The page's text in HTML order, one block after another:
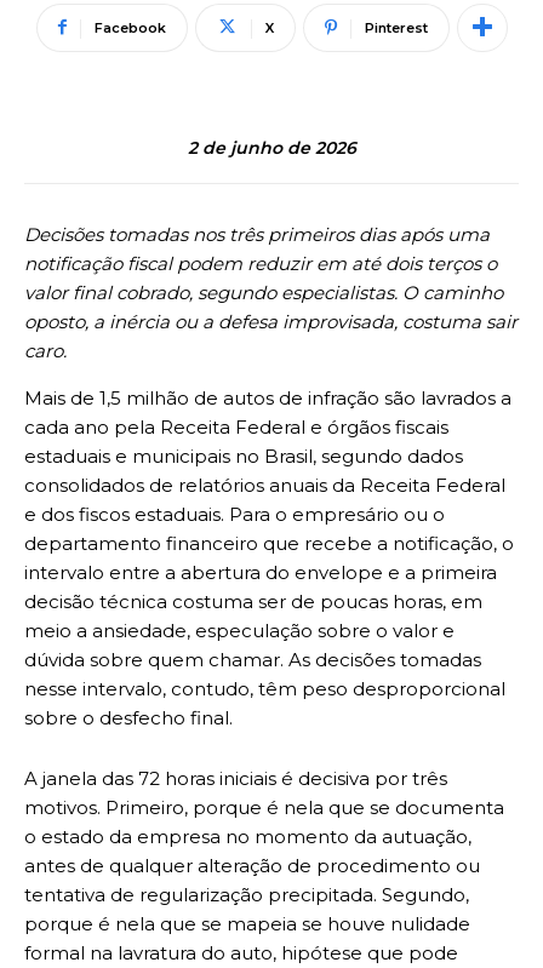
Facebook X Pinterest
2 de junho de 2026
Decisões tomadas nos três primeiros dias após uma
notificação fiscal podem reduzir em até dois terços o
valor final cobrado, segundo especialistas. O caminho
oposto, a inércia ou a defesa improvisada, costuma sair
caro.
Mais de 1,5 milhão de autos de infração são lavrados a
cada ano pela Receita Federal e órgãos fiscais
estaduais e municipais no Brasil, segundo dados
consolidados de relatórios anuais da Receita Federal
e dos fiscos estaduais. Para o empresário ou o
departamento financeiro que recebe a notificação, o
intervalo entre a abertura do envelope e a primeira
decisão técnica costuma ser de poucas horas, em
meio a ansiedade, especulação sobre o valor e
dúvida sobre quem chamar. As decisões tomadas
nesse intervalo, contudo, têm peso desproporcional
sobre o desfecho final.
A janela das 72 horas iniciais é decisiva por três
motivos. Primeiro, porque é nela que se documenta
o estado da empresa no momento da autuação,
antes de qualquer alteração de procedimento ou
tentativa de regularização precipitada. Segundo,
porque é nela que se mapeia se houve nulidade
formal na lavratura do auto, hipótese que pode